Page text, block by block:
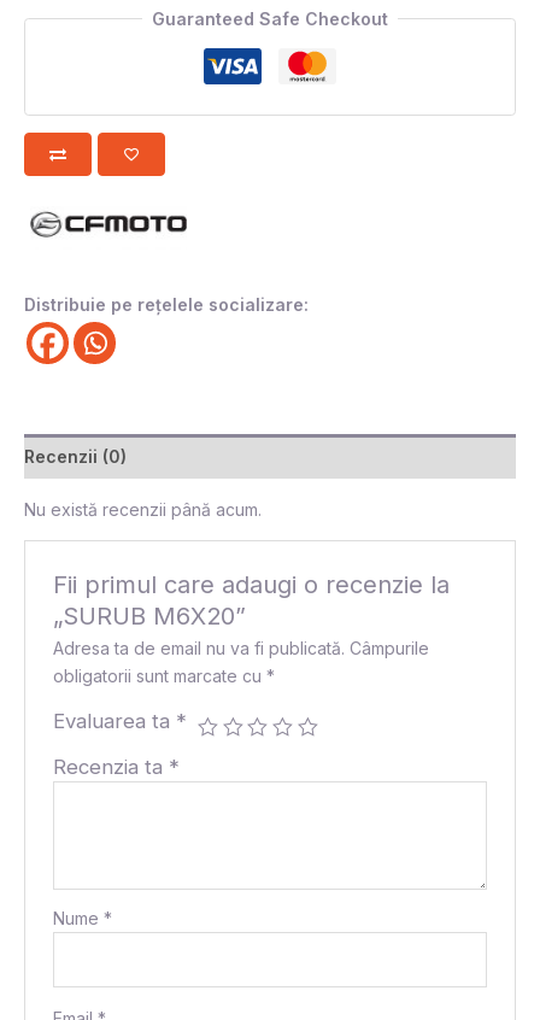
Guaranteed Safe Checkout
Distribuie pe rețelele socializare:
Recenzii (0)
Nu există recenzii până acum.
Fii primul care adaugi o recenzie la
„SURUB M6X20”
Adresa ta de email nu va fi publicată. Câmpurile
obligatorii sunt marcate cu*
Evaluarea ta *
Recenzia ta *
Nume*